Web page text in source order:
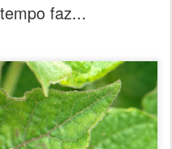
faz...